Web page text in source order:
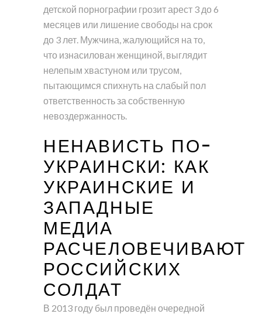
детской порнографии грозит арест 3 до 6
месяцев или лишение свободы на срок
до 3 лет. Мужчина, жалующийся на то,
что изнасилован женщиной, выглядит
нелепым хвастуном или трусом,
пытающимся спихнуть на слабый пол
ответственность за собственную
невоздержанность.
НЕНАВИСТЬ ПО-
УКРАИНСКИ: КАК
УКРАИНСКИЕ И
ЗАПАДНЫЕ
МЕДИА
РАСЧЕЛОВЕЧИВАЮТ
РОССИЙСКИХ
СОЛДАТ
В 2013 году был проведён очередной